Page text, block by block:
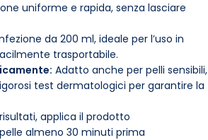
uniforme e rapida, senza lasciare
da 200 ml, ideale per l’uso in
trasportabile.
Adatto anche per pelli sensibili,
test dermatologici per garantire la
applica il prodotto
almeno 30 minuti prima